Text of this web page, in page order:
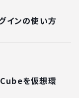
インの使い方
を仮想環